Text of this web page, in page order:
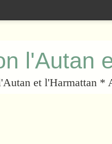
l'Autan
et l'Harmattan *